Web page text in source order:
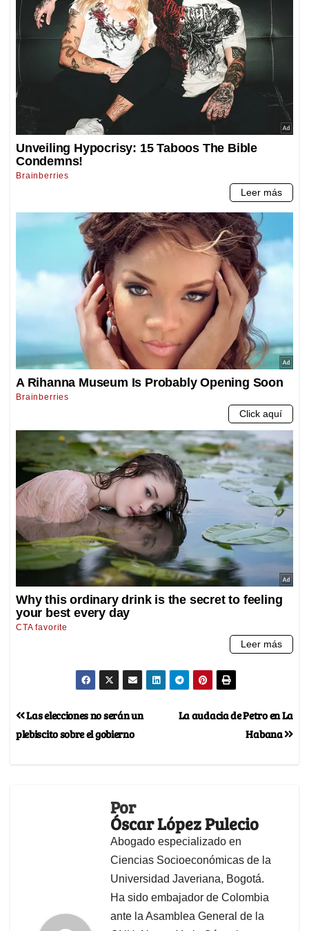
La audacia de Petro en La
Habana
Las elecciones no serán un
plebiscito sobre el gobierno
Por
Óscar López Pulecio
Abogado especializado en
Ciencias Socioeconómicas de la
Universidad Javeriana, Bogotá.
Ha sido embajador de Colombia
ante la Asamblea General de la